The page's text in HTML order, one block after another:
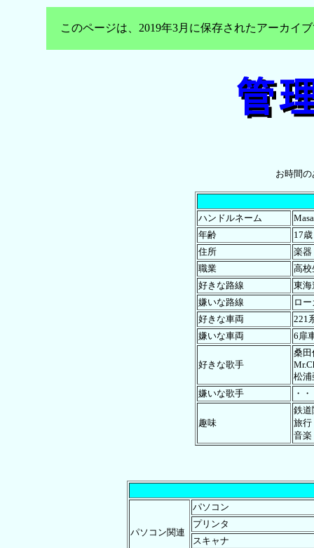
このページは、2019年3月に保存されたアーカイ
お時間
ハンドルネーム
年齢
17歳
住所
楽器
職業
高校
好きな路線
東海
嫌いな路線
ロ
好きな車両
221
嫌いな車両
6扉
好きな歌手
桑田
松浦
嫌いな歌手
・
趣味
鉄道
旅行
音楽
パソコン関連
パソコン
プリンタ
スキャナ